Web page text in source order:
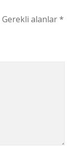
Gerekli alanlar*